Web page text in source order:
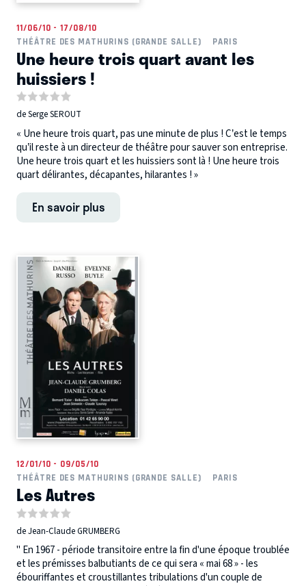
11/06/10 - 17/08/10
THÉÂTRE DES MATHURINS (GRANDE SALLE)
PARIS
Une heure trois quart avant les
huissiers !
de Serge SEROUT
« Une heure trois quart, pas une minute de plus ! C’est le temps
qu’il reste à un directeur de théâtre pour sauver son entreprise.
Une heure trois quart et les huissiers sont là ! Une heure trois
quart délirantes, décapantes, hilarantes ! »
En savoir plus
12/01/10 - 09/05/10
THÉÂTRE DES MATHURINS (GRANDE SALLE)
PARIS
Les Autres
de Jean-Claude GRUMBERG
" En 1967 - période transitoire entre la fin d'une époque troublée
et les prémisses balbutiants de ce qui sera « mai 68 » - les
ébouriffantes et croustillantes tribulations d'un couple de